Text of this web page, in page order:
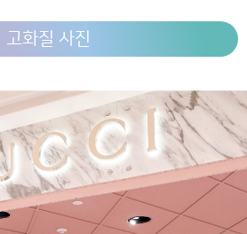
고화질 사진